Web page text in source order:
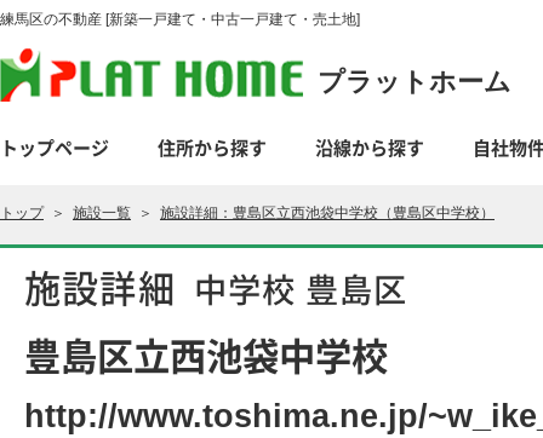
練馬区の不動産 [新築一戸建て・中古一戸建て・売土地]
プラットホーム
トップページ 住所から探す 沿線から探す 自社物
トップ＞ 施設一覧 ＞ 施設詳細：豊島区立西池袋中学校（豊島区中学校）
施設詳細 中学校 豊島区
豊島区立西池袋中学校
http://www.toshima.ne.jp/